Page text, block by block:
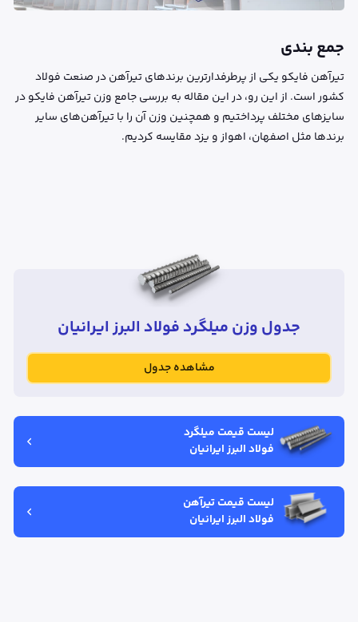
جمع بندی
تیرآهن فایکو یکی از پرطرفدارترین برندهای تیرآهن در صنعت فولاد
کشور است. از این رو، در این مقاله به بررسی جامع وزن تیرآهن فایکو در
سایزهای مختلف پرداختیم و همچنین وزن آن را با تیرآهن‌های سایر
برندها مثل اصفهان، اهواز و یزد مقایسه کردیم.
جدول وزن میلگرد فولاد البرز ایرانیان
مشاهده جدول
لیست قیمت میلگرد
فولاد البرز ایرانیان
لیست قیمت تیر‌آهن
فولاد البرز ایرانیان